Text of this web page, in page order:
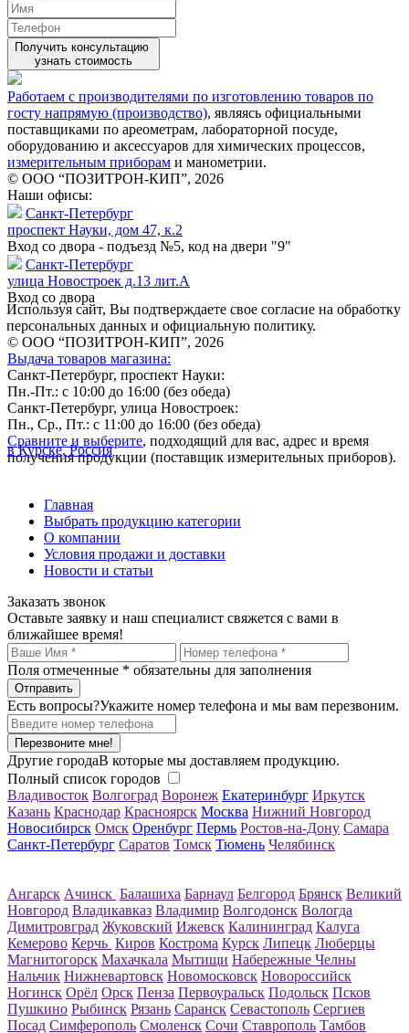
Получить консультацию
узнать стоимость
Работаем с производителями по изготовлению товаров по
госту напрямую (производство), являясь официальными
поставщиками по ареометрам, лабораторной посуде,
оборудованию и аксессуаров для химических процессов,
измерительным приборам и манометрии.
© ООО “ПОЗИТРОН-КИП”, 2026
Наши офисы:
Санкт-Петербург
проспект Науки, дом 47, к.2
Вход со двора - подъезд №5, код на двери "9"
Санкт-Петербург
улица Новостроек д.13 лит.А
Вход со двора
Используя сайт, Вы подтверждаете свое согласие на обработку
персональных данных и официальную политику.
© ООО “ПОЗИТРОН-КИП”, 2026
Выдача товаров магазина:
Санкт-Петербург, проспект Науки:
Пн.-Пт.: с 10:00 до 16:00 (без обеда)
Санкт-Петербург, улица Новостроек:
Пн., Ср., Пт.: с 11:00 до 16:00 (без обеда)
Сравните и выберите, подходящий для вас, адрес и время
получения продукции (поставщик измерительных приборов).
в Курске, Россия
Главная
Выбрать продукцию категории
О компании
Условия продажи и доставки
Новости и статьи
Заказать звонок
Оставьте заявку и наш специалист свяжется с вами в
ближайшее время!
Поля отмеченные * обязательны для заполнения
Есть вопросы?Укажите номер телефона и мы вам перезвоним.
Перезвоните мне!
Другие городаВ которые мы доставляем продукцию.
Полный список городов
Владивосток Волгоград Воронеж Екатеринбург Иркутск
Казань Краснодар Красноярск Москва Нижний Новгород
Новосибирск Омск Оренбург Пермь Ростов-на-Дону Самара
Санкт-Петербург Саратов Томск Тюмень Челябинск
Ангарск Ачинск Балашиха Барнаул Белгород Брянск Великий
Новгород Владикавказ Владимир Волгодонск Вологда
Димитровград Жуковский Ижевск Калининград Калуга
Кемерово Керчь Киров Кострома Курск Липецк Люберцы
Магнитогорск Махачкала Мытищи Набережные Челны
Нальчик Нижневартовск Новомосковск Новороссийск
Ногинск Орёл Орск Пенза Первоуральск Подольск Псков
Пушкино Рыбинск Рязань Саранск Севастополь Сергиев
Посад Симферополь Смоленск Сочи Ставрополь Тамбов